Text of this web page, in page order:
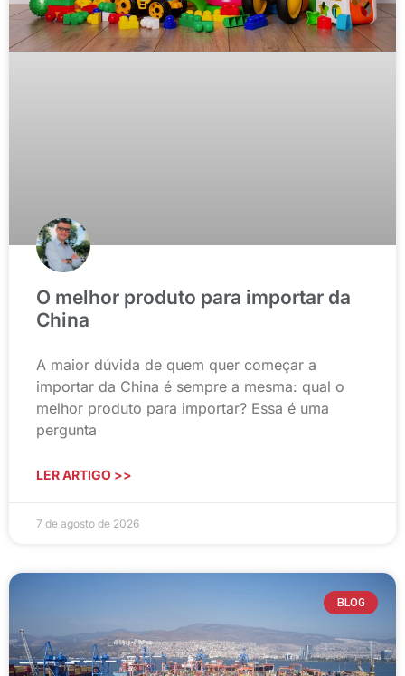
O melhor produto para importar da
China
A maior dúvida de quem quer começar a
importar da China é sempre a mesma: qual o
melhor produto para importar? Essa é uma
pergunta
LER ARTIGO >>
7 de agosto de 2026
BLOG